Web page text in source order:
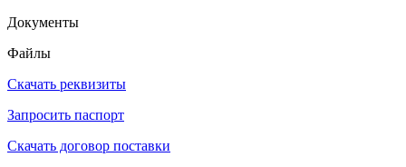
Документы
Файлы
Скачать реквизиты
Запросить паспорт
Скачать договор поставки